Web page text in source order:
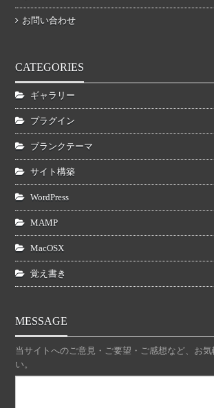
お問い合わせ
CATEGORIES
ギャラリー
プラグイン
ブランクテーマ
サイト構築
WordPress
MAMP
MacOSX
覚え書き
MESSAGE
当サイトへのご意見・ご要望・ご感想など、お
い。